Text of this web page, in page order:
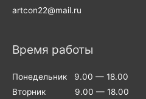
artcon22@mail.ru
Время работы
Понедельник 9.00 — 18.00
Вторник 9.00 — 18.00